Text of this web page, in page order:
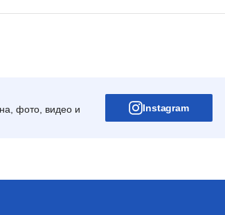
фото, видео и
Instagram